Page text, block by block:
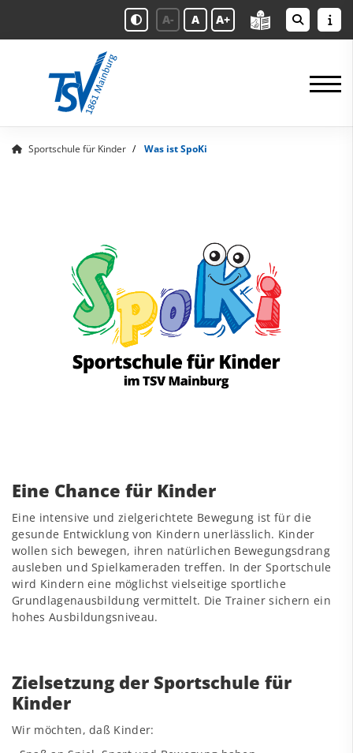
A- A A+
Sportschule für Kinder Was ist SpoKi
Eine Chance für Kinder
Eine intensive und zielgerichtete Bewegung ist für die
gesunde Entwicklung von Kindern unerlässlich. Kinder
wollen sich bewegen, ihren natürlichen Bewegungsdrang
ausleben und Spielkameraden treffen. In der Sportschule
wird Kindern eine möglichst vielseitige sportliche
Grundlagenausbildung vermittelt. Die Trainer sichern ein
hohes Ausbildungsniveau.
Zielsetzung der Sportschule für
Kinder
Wir möchten, daß Kinder: